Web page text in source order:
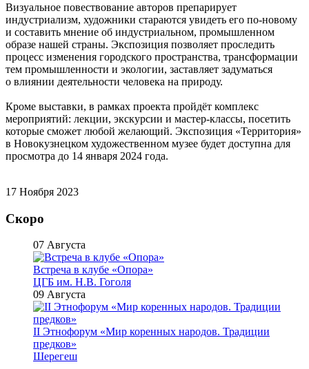
Визуальное повествование авторов препарирует
индустриализм, художники стараются увидеть его по-новому
и составить мнение об индустриальном, промышленном
образе нашей страны. Экспозиция позволяет проследить
процесс изменения городского пространства, трансформации
тем промышленности и экологии, заставляет задуматься
о влиянии деятельности человека на природу.
Кроме выставки, в рамках проекта пройдёт комплекс
мероприятий: лекции, экскурсии и мастер-классы, посетить
которые сможет любой желающий. Экспозиция «Территория»
в Новокузнецком художественном музее будет доступна для
просмотра до 14 января 2024 года.
17 Ноября 2023
Скоро
07 Августа
Встреча в клубе «Опора»
ЦГБ им. Н.В. Гоголя
09 Августа
II Этнофорум «Мир коренных народов. Традиции
предков»
Шерегеш